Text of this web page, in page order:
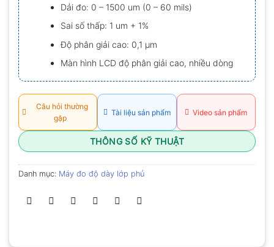
Dải đo: 0 – 1500 um (0 – 60 mils)
Sai số thấp: 1 um + 1%
Độ phân giải cao: 0,1 μm
Màn hình LCD độ phân giải cao, nhiều dòng
Câu hỏi thường
gặp
Tài liệu sản phẩm Video sản phẩm
THÔNG SỐ KỸ THUẬT
Danh mục: Máy đo độ dày lớp phủ